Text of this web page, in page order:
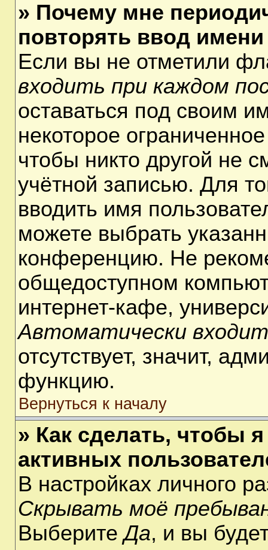
» Почему мне
повторять ввод
Если вы не отметили
входить при каждом
оставаться под своим
некоторое
чтобы никто другой не
учётной записью. Для
вводить имя
можете выбрать
конференцию. Не
общедоступном
интернет-кафе,
Автоматически
отсутствует, значит,
функцию.
Вернуться к началу
» Как сделать, чтобы
активных
В настройках личного
Скрывать моё
ВыберитеДа, и вы